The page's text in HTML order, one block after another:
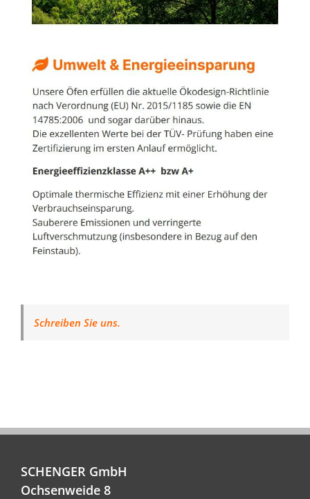
Schreiben Sie uns.
SCHENGER GmbH
Ochsenweide 8